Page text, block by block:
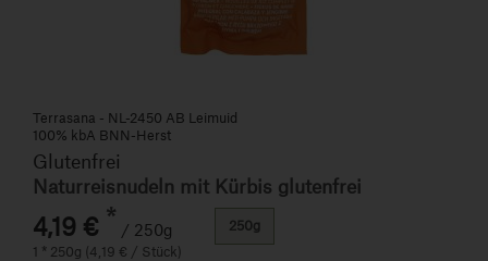
Terrasana - NL-2450 AB Leimuid
100% kbA BNN-Herst
Glutenfrei
Naturreisnudeln mit Kürbis glutenfrei
4,19 € * / 250g
1 * 250g (4,19 € / Stück)
250g